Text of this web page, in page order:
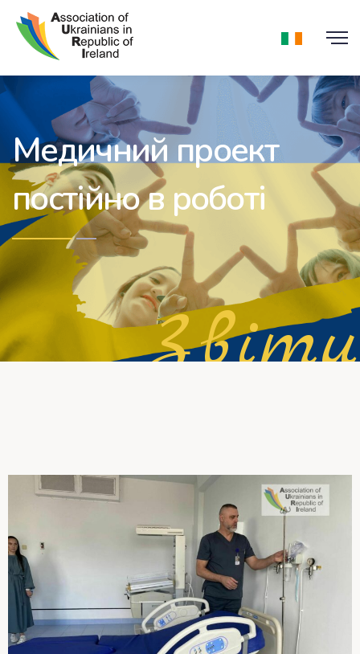
Медичний проект
постійно в роботі
Звіти